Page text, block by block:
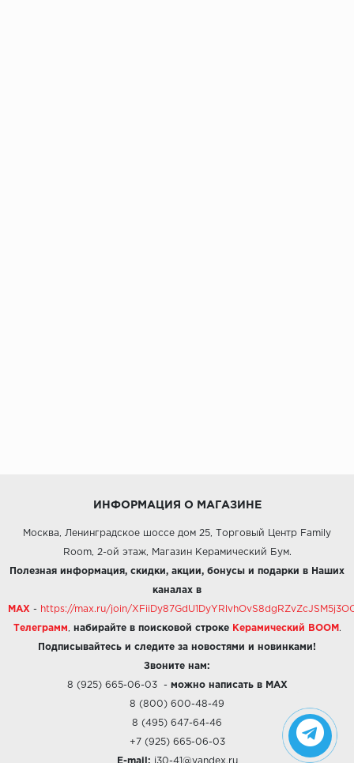
ИНФОРМАЦИЯ О МАГАЗИНЕ
Москва, Ленинградское шоссе дом 25, Торговый Центр Family
Room, 2-ой этаж, Магазин Керамический Бум.
Полезная информация, скидки, акции, бонусы и подарки в Наших
каналах в
MAX - https://max.ru/join/
Телеграмм набирайте в поисковой строке Керамический BOOM .
Подписывайтесь и следите за новостями и новинками!
Звоните нам:
8 (925) 665-06-03- можно написать в MAX
8 (800) 600-48-49
8 (495) 647-64-46
+7 (925) 665-06-03
E-mail: i30-41@yandex.ru